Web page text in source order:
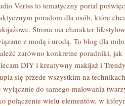
Veriss to tematyczny portal
poradom dla osób, które
Strona ma charakter
z modą i urodą. To blog dla
zarówno konkretne poradniki,
DIY i kreatywny makijaż i
się przede wszystkim na
wyłącznie do samego malowania
połączenie wielu elementów, w